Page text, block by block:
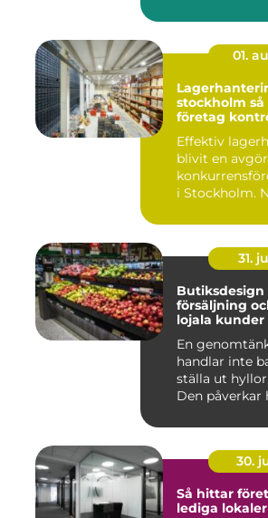
01.
stockholm så skapar
företag
Effektiv
blivit en
i Stockholm.
31.
Butiksdesign
försäljning
lojala kunder
En
handlar inte
ställa ut
Den påverkar
30.
Så hittar
lediga